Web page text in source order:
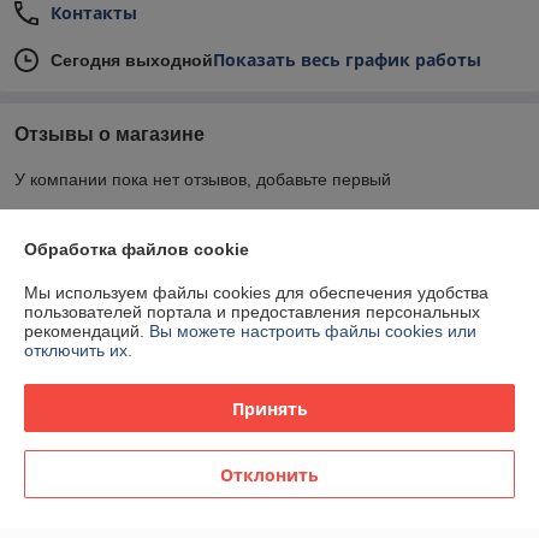
Контакты
Сегодня выходнойПоказать весь график работы
Отзывы о магазине
У компании пока нет отзывов, добавьте первый
О нас
Контакты
Доставка и оплата
Обработка файлов cookie
Мы используем файлы cookies для обеспечения удобства
пользователей портала и предоставления персональных
рекомендаций. Вы можете настроить файлы cookies или
отключить их.
Принять
Отклонить